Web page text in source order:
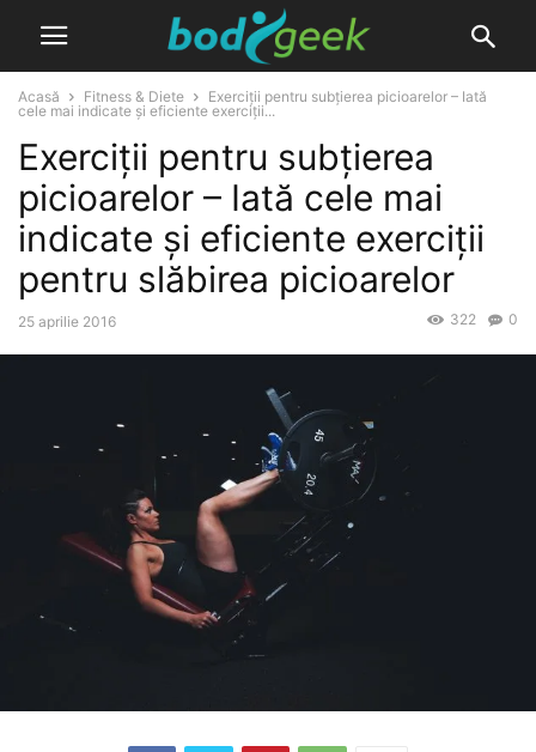
Acasă Fitness & Diete
Exerciții pentru subțierea picioarelor – Iată
cele mai indicate și eficiente exerciții...
Exerciții pentru subțierea
picioarelor – Iată cele mai
indicate și eficiente exerciții
pentru slăbirea picioarelor
25 aprilie 2016 0
322